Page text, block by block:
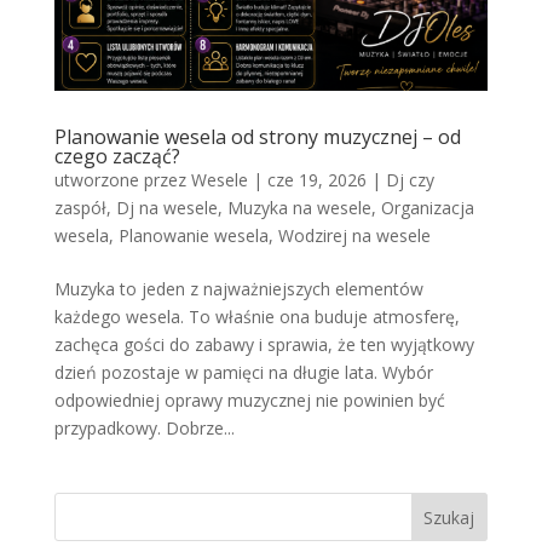
Planowanie wesela od strony muzycznej – od
czego zacząć?
utworzone przez Wesele | cze 19, 2026 | Dj czy
zaspół, Dj na wesele, Muzyka na wesele, Organizacja
wesela, Planowanie wesela, Wodzirej na wesele
Muzyka to jeden z najważniejszych elementów
każdego wesela. To właśnie ona buduje atmosferę,
zachęca gości do zabawy i sprawia, że ten wyjątkowy
dzień pozostaje w pamięci na długie lata. Wybór
odpowiedniej oprawy muzycznej nie powinien być
przypadkowy. Dobrze...
Szukaj